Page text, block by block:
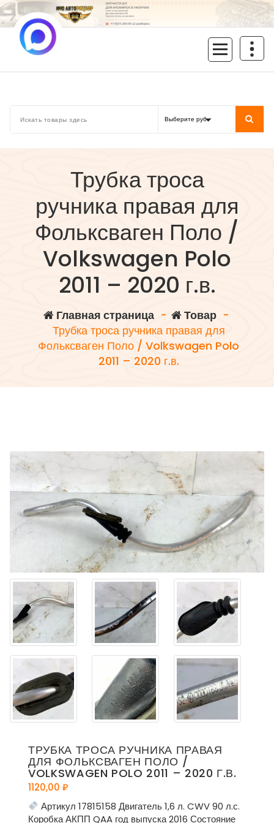
Перейти
к
содержимому
Трубка троса
ручника правая для
Фольксваген Поло /
Volkswagen Polo
2011 – 2020 г.в.
Главная страница- Товар-
Трубка троса ручника правая для
Фольксваген Поло / Volkswagen Polo
2011 – 2020 г.в.
ТРУБКА ТРОСА РУЧНИКА ПРАВАЯ
ДЛЯ ФОЛЬКСВАГЕН ПОЛО /
VOLKSWAGEN POLO 2011 – 2020 Г.В.
1120,00 ₽
Артикул 17815158 Двигатель 1,6 л. CWV 90 л.с.
Коробка АКПП QAA год выпуска 2016 Состояние